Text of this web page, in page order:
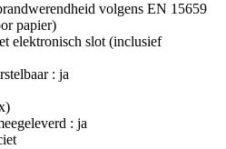
volgens EN 15659
papier)​​​
elektronisch slot (inclusief
: ja
: ja